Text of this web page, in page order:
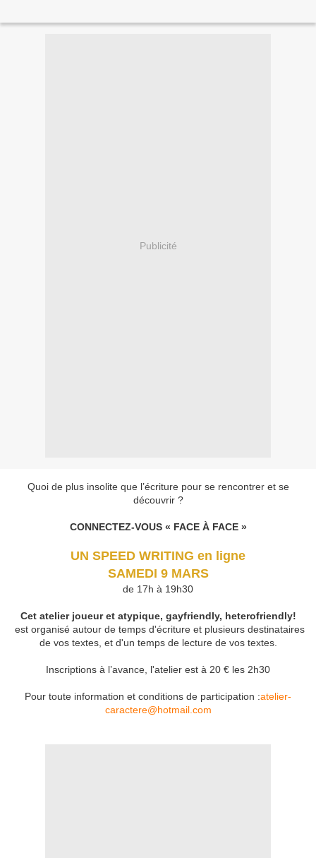
Publicité
Quoi de plus insolite que l’écriture pour se rencontrer et se
découvrir ?
CONNECTEZ-VOUS « FACE À FACE »
UN SPEED WRITING en ligne
SAMEDI 9 MARS
de 17h à 19h30
Cet atelier joueur et atypique, gayfriendly, heterofriendly!
est organisé autour de temps d'écriture et plusieurs destinataires
de vos textes, et d'un temps de lecture de vos textes.
Inscriptions à l’avance, l'atelier est à 20 € les 2h30
Pour toute information et conditions de participation :atelier-
caractere@hotmail.com